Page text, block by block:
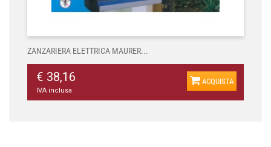
ZANZARIERA ELETTRICA MAURER...
€ 38,16
IVA inclusa
ACQUISTA